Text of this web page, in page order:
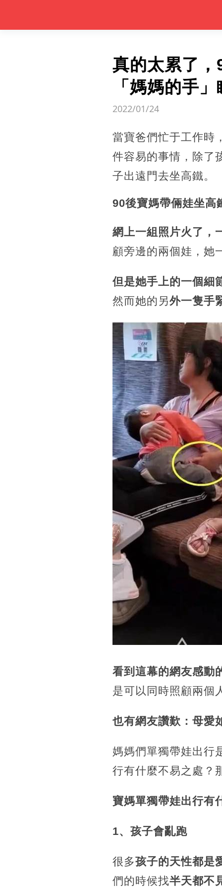
真的太累了
「媽媽的手
2022/01/24
當寶爸們忙于工作時
件容易的事情，除了
子出遠門去坐高鐵。
90後寶媽帶倆娃坐高
網上一組照片火了，
顧旁邊的兩個娃，她
但是她手上的一個細
然而她的另外一隻手
看到這幕的網友感動
是可以同時照顧兩個
也有網友讚歎：母愛
媽媽們單獨帶娃出行
行有什麼不易之處？
寶媽單獨帶娃出行有
1、孩子會亂跑
很多孩子的天性都是
們的時候找半天都不